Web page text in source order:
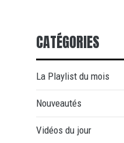
CATÉGORIES
La Playlist du mois
Nouveautés
Vidéos du jour